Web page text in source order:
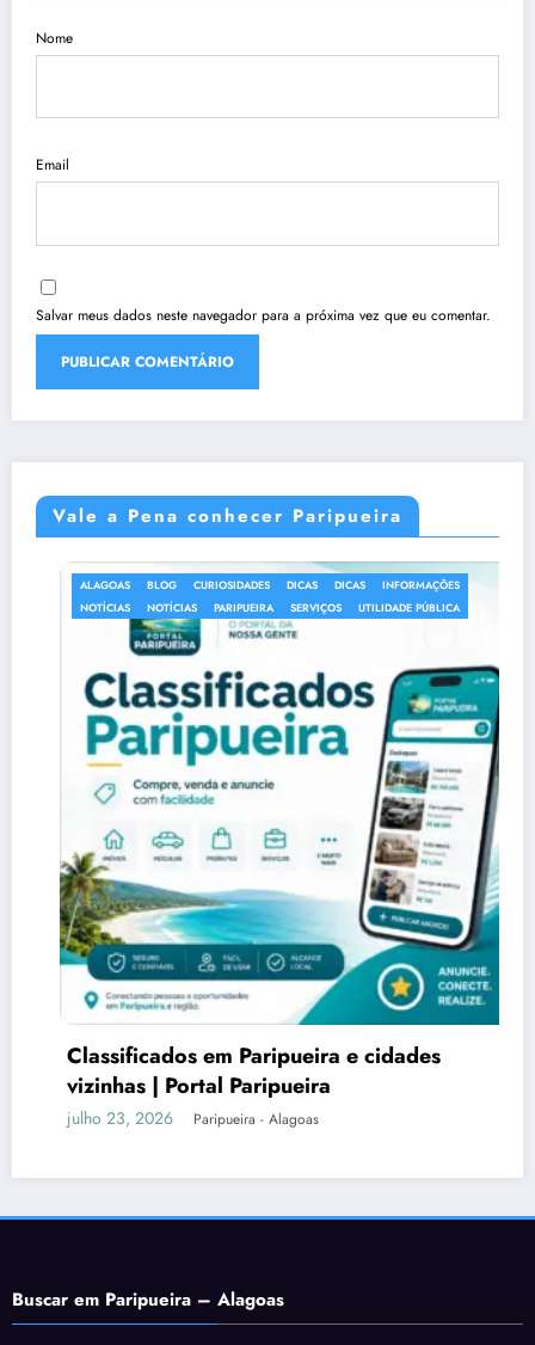
Nome
Email
Salvar meus dados neste navegador para a próxima vez que eu comentar.
Vale a Pena conhecer Paripueira
CURIOSIDADES DICAS DICAS
INFORMAÇÕES
PARIPUEIRA SERVIÇOS UTILIDADE PÚBLICA
em Paripueira e cidades
| Portal Paripueira
Paripueira - Alagoas
HISTÓRIA
MACEIÓ
PALMEIRA
SÃO
Buscar em Paripueira – Alagoas